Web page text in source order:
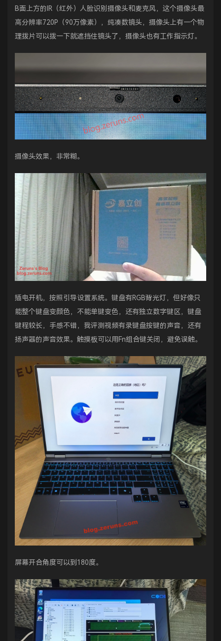
B面上方的IR（红外）人脸识别摄像头和麦克风，这个摄像头最
高分辨率720P（90万像素），纯凑数镜头，摄像头上有一个物
理拨片可以拨一下就遮挡住镜头了，摄像头也有工作指示灯。
摄像头效果，非常糊。
插电开机，按照引导设置系统。键盘有RGB背光灯，但好像只
能整个键盘变颜色，不能单键变色，还有独立数字键区，键盘
键程较长，手感不错，我评测视频有录键盘按键的声音，还有
扬声器的声音效果。触摸板可以用Fn组合键关闭，避免误触。
屏幕开合角度可以到180度。